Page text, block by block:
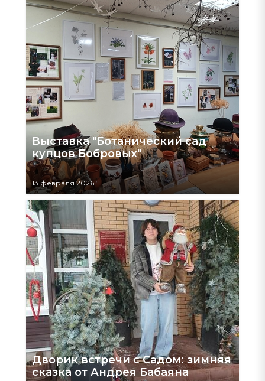
Выставка "Ботанический сад
купцов Бобровых"
13 февраля 2026
Дворик встречи с Садом: зимняя
сказка от Андрея Бабаяна